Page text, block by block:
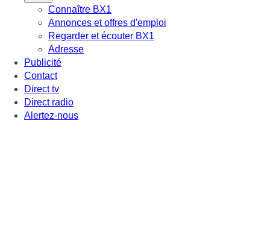
Connaître BX1
Annonces et offres d'emploi
Regarder et écouter BX1
Adresse
Publicité
Contact
Direct tv
Direct radio
Alertez-nous